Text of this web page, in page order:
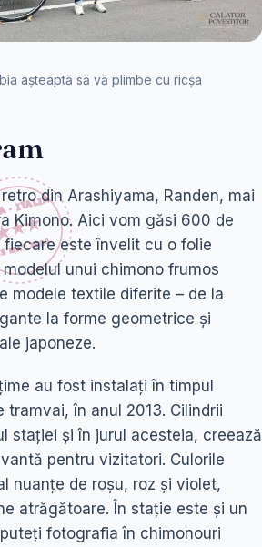
așteaptă să vă plimbe cu ricșa
din Arashiyama, Randen, mai
Kimono. Aici vom găsi 600 de
este învelit cu o folie
unui chimono frumos
modele textile diferite – de la
la forme geometrice și
japoneze.
au fost instalați în timpul
tramvai, în anul 2013. Cilindrii
stației și în jurul acesteia, creează
pentru vizitatori. Culorile
nuanțe de roșu, roz și violet,
atrăgătoare. În stație este și un
fotografia în chimonouri